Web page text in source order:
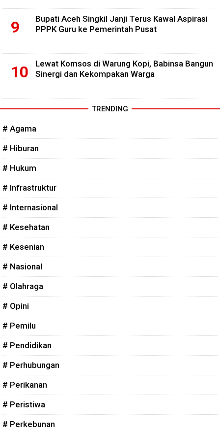
Bupati Aceh Singkil Janji Terus Kawal Aspirasi
PPPK Guru ke Pemerintah Pusat
Lewat Komsos di Warung Kopi, Babinsa Bangun
Sinergi dan Kekompakan Warga
TRENDING
# Agama
# Hiburan
# Hukum
# Infrastruktur
# Internasional
# Kesehatan
# Kesenian
# Nasional
# Olahraga
# Opini
# Pemilu
# Pendidikan
# Perhubungan
# Perikanan
# Peristiwa
# Perkebunan